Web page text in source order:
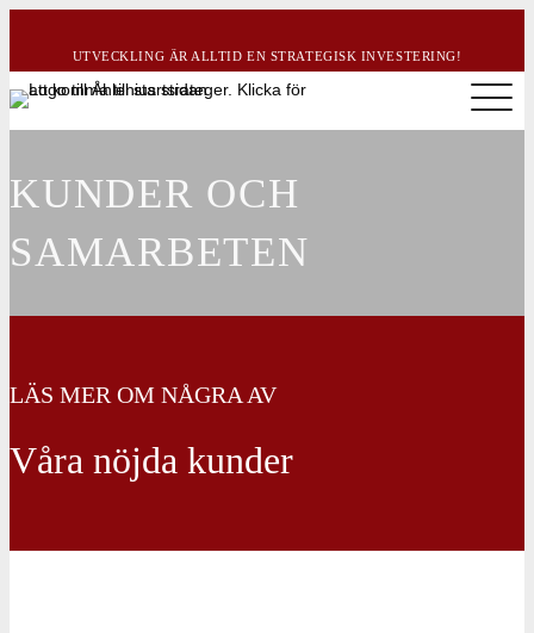
UTVECKLING ÄR ALLTID EN STRATEGISK INVESTERING!
KUNDER OCH
SAMARBETEN
LÄS MER OM NÅGRA AV
Våra nöjda kunder